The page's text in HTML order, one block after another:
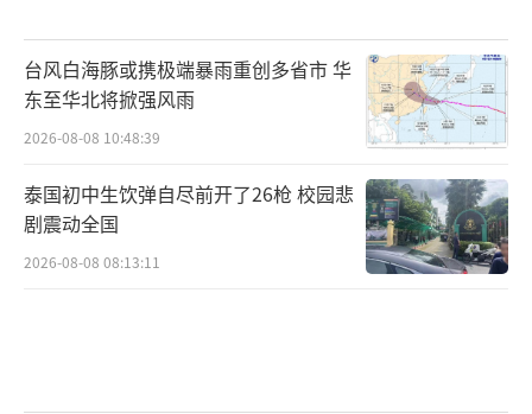
台风白海豚或携极端暴雨重创多省市 华
东至华北将掀强风雨
2026-08-08 10:48:39
泰国初中生饮弹自尽前开了26枪 校园悲
剧震动全国
2026-08-08 08:13:11